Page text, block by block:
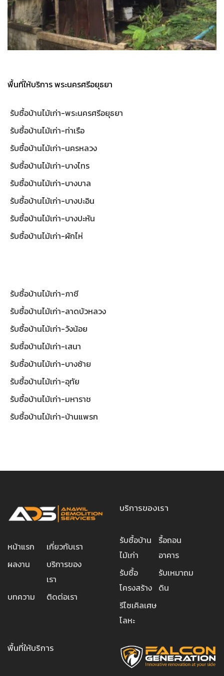
พื้นที่ให้บริการ พระนครศรีอยุธยา
รับซื้อบ้านไม้เก่า-พระนครศรีอยุธยา
รับซื้อบ้านไม้เก่า-ท่าเรือ
รับซื้อบ้านไม้เก่า-นครหลวง
รับซื้อบ้านไม้เก่า-บางไทร
รับซื้อบ้านไม้เก่า-บางบาล
รับซื้อบ้านไม้เก่า-บางปะอิน
รับซื้อบ้านไม้เก่า-บางปะหัน
รับซื้อบ้านไม้เก่า-ผักไห่
รับซื้อบ้านไม้เก่า-ภาชี
รับซื้อบ้านไม้เก่า-ลาดบัวหลวง
รับซื้อบ้านไม้เก่า-วังน้อย
รับซื้อบ้านไม้เก่า-เสนา
รับซื้อบ้านไม้เก่า-บางซ้าย
รับซื้อบ้านไม้เก่า-อุทัย
รับซื้อบ้านไม้เก่า-มหาราช
รับซื้อบ้านไม้เก่า-บ้านแพรก
หน้าแรก
เกี่ยวกับเรา
ผลงาน
บริการของ
เรา
บทความ
ติดต่อเรา
บริการของเรา
รับซื้อบ้าน
ไม้เก่า
รื้อถอน
อาคาร
รับซื้อ
โครงสร้าง
รับเหมาถม
ดิน
รีไซเคิลเศษ
โลหะ
พื้นที่ให้บริการ